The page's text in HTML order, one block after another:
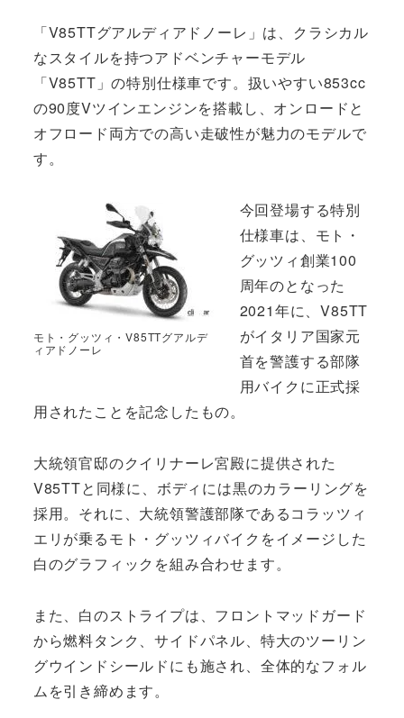
「V85TTグアルディアドノーレ」は、クラシカル
なスタイルを持つアドベンチャーモデル
「V85TT」の特別仕様車です。扱いやすい853cc
の90度Vツインエンジンを搭載し、オンロードと
オフロード両方での高い走破性が魅力のモデルで
す。
モト・グッツィ・V85TTグアルデ
ィアドノーレ
今回登場する特別
仕様車は、モト・
グッツィ創業100
周年のとなった
2021年に、V85TT
がイタリア国家元
首を警護する部隊
用バイクに正式採
用されたことを記念したもの。
大統領官邸のクイリナーレ宮殿に提供された
V85TTと同様に、ボディには黒のカラーリングを
採用。それに、大統領警護部隊であるコラッツィ
エリが乗るモト・グッツィバイクをイメージした
白のグラフィックを組み合わせます。
また、白のストライプは、フロントマッドガード
から燃料タンク、サイドパネル、特大のツーリン
グウインドシールドにも施され、全体的なフォル
ムを引き締めます。